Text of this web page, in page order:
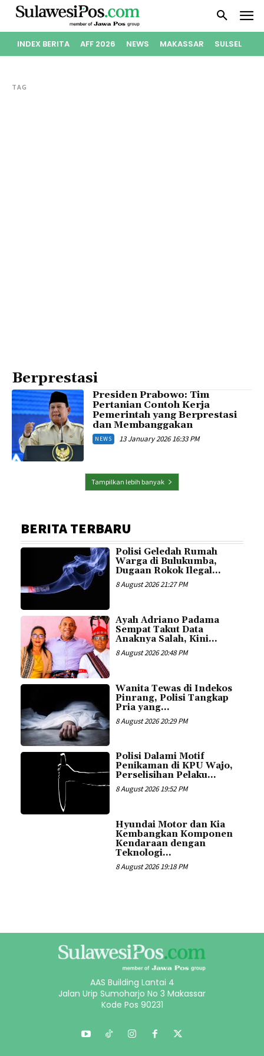
INDEX BERITA AFF 2026 NEWS MAKASSAR SULSEL
TAG
Berprestasi
Presiden Prabowo: Tim
Pertanian Contoh Kerja
Pemerintah yang Berprestasi
dan Membanggakan
NEWS 13 January 2026 16:33 PM
Tampilkan lebih banyak
BERITA TERBARU
Polisi Geledah Rumah
Warga di Bulukumba,
Dugaan Rokok Ilegal...
8 August 2026 21:27 PM
Ayah Adriano Padama
Sempat Takut Data
Anaknya Salah, Kini...
8 August 2026 20:48 PM
Wanita Tewas di Indekos
Pinrang, Polisi Tangkap
Pria yang...
8 August 2026 20:29 PM
Polisi Dalami Motif
Penikaman di KPU Wajo,
Perselisihan Pelaku...
8 August 2026 19:52 PM
Hyundai Motor dan Kia
Kembangkan Komponen
Kendaraan dengan
Teknologi...
8 August 2026 19:18 PM
AAS Building Lantai 4
Jalan Urip Sumoharjo No 3 Makassar
Kode Pos 90231